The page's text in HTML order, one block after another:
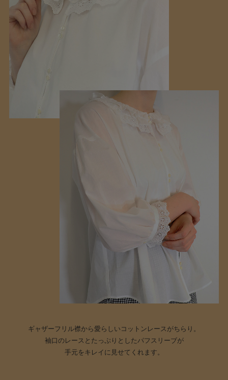
ギャザーフリル襟から愛らしいコットンレースがちらり。
袖口のレースとたっぷりとしたパフスリーブが
手元をキレイに見せてくれます。